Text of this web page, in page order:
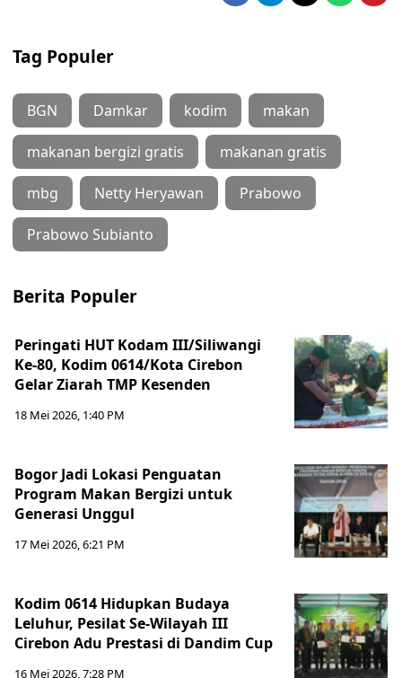
Tag Populer
BGN Damkar kodim makan
makanan bergizi gratis makanan gratis
mbg Netty Heryawan Prabowo
Prabowo Subianto
Berita Populer
Peringati HUT Kodam III/Siliwangi
Ke-80, Kodim 0614/Kota Cirebon
Gelar Ziarah TMP Kesenden
18 Mei 2026, 1:40 PM
Bogor Jadi Lokasi Penguatan
Program Makan Bergizi untuk
Generasi Unggul
17 Mei 2026, 6:21 PM
Kodim 0614 Hidupkan Budaya
Leluhur, Pesilat Se-Wilayah III
Cirebon Adu Prestasi di Dandim Cup
16 Mei 2026, 7:28 PM